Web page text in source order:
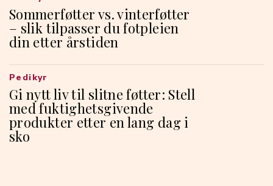
Sommerføtter vs. vinterføtter
– slik tilpasser du fotpleien
din etter årstiden
Gi nytt liv til slitne føtter: Stell
med fuktighetsgivende
produkter etter en lang dag i
sko
Pedikyr